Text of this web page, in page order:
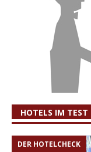
HOTELS IM TEST
DER HOTELCHECK